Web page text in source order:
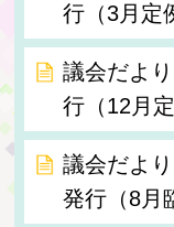
行（3月定
議会だよ
行（12月定
議会だよ
発行（8月